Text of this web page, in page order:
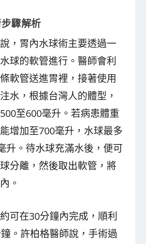
驟解析
，胃內水球術主要透過一
球的軟管進行。醫師會利
軟管送進胃裡，接著使用
水，根據台灣人的體型，
至600毫升。若病患體重
增加至700毫升，水球最多
升。待水球充滿水後，便可
分離，然後取出軟管，將
。
可在30分鐘內完成，順利
。許柏格醫師說，手術過